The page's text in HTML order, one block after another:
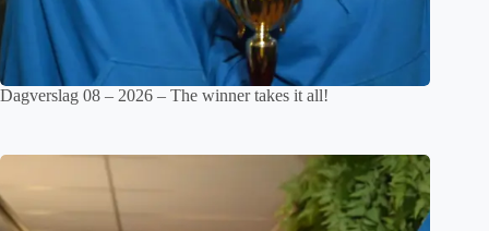
Dagverslag 08 – 2026 – The winner takes it all!